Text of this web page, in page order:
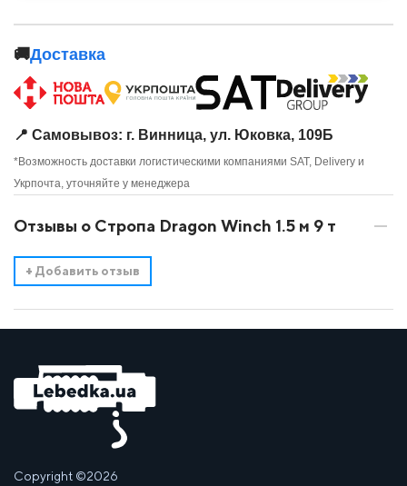
🚚Доставка
📍 Самовывоз: г. Винница, ул. Юковка, 109Б
*Возможность доставки логистическими компаниями SAT, Delivery и
Укрпочта, уточняйте у менеджера
Отзывы о Стропа Dragon Winch 1.5 м 9 т
+ Добавить отзыв
Copyright ©2026